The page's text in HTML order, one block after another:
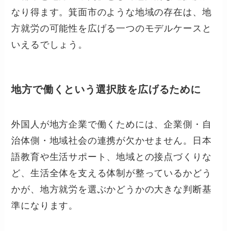
なり得ます。箕面市のような地域の存在は、地
方就労の可能性を広げる一つのモデルケースと
いえるでしょう。
地方で働くという選択肢を広げるために
外国人が地方企業で働くためには、企業側・自
治体側・地域社会の連携が欠かせません。日本
語教育や生活サポート、地域との接点づくりな
ど、生活全体を支える体制が整っているかどう
かが、地方就労を選ぶかどうかの大きな判断基
準になります。